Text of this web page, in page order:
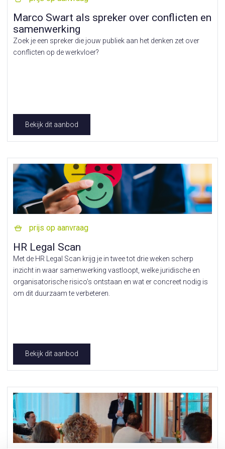
Marco Swart als spreker over conflicten en
samenwerking
Zoek je een spreker die jouw publiek aan het denken zet over
conflicten op de werkvloer?
Bekijk dit aanbod
prijs op aanvraag
HR Legal Scan
Met de HR Legal Scan krijg je in twee tot drie weken scherp
inzicht in waar samenwerking vastloopt, welke juridische en
organisatorische risico’s ontstaan en wat er concreet nodig is
om dit duurzaam te verbeteren.
Bekijk dit aanbod